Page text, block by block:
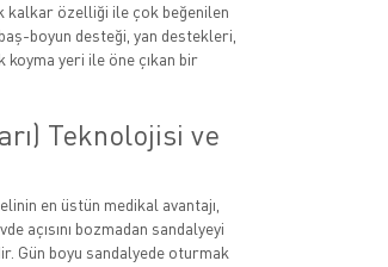
kalkar özelliği ile çok beğenilen
boyun desteği, yan destekleri,
koyma yeri ile öne çıkan bir
Teknolojisi ve
en üstün medikal avantajı,
açısını bozmadan sandalyeyi
Gün boyu sandalyede oturmak